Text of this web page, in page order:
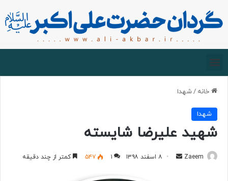
خانه /شهدا
شهدا
شهید علیرضا شایسته
Zaeem ۸ اسفند ۱۳۹۸ ۱ ۵۴۷ کمتر از چند دقیقه